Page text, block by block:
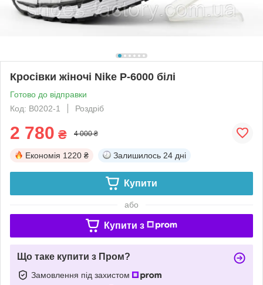
Кросівки жіночі Nike P-6000 білі
Готово до відправки
Код: B0202-1
Роздріб
2 780 ₴ 4 000 ₴
Економія 1220 ₴ Залишилось 24 дні
Купити
або
Купити з
Що таке купити з Пром?
Замовлення під захистом